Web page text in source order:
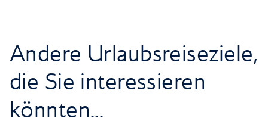
Andere Urlaubsreiseziele,
die Sie interessieren
könnten...